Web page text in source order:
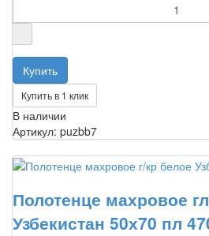
Купить в 1 клик
В наличии
Артикул: puzbb7
Полотенце махровое
Узбекистан 50х70 пл